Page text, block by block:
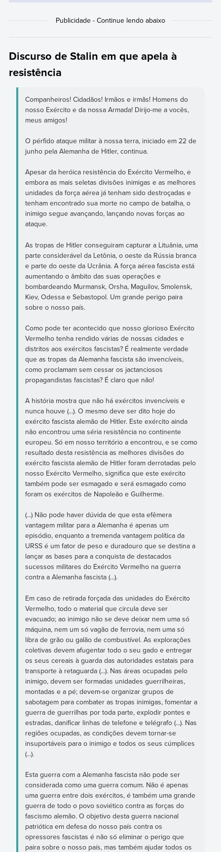
Discurso de Stalin em que apela à
resistência
Companheiros! Cidadãos! Irmãos e irmãs! Homens do
nosso Exército e da nossa Armada! Dirijo-me a vocês,
meus amigos!
O pérfido ataque militar à nossa terra, iniciado em 22 de
junho pela Alemanha de Hitler, continua.
Apesar da heróica resistência do Exército Vermelho, e
embora as mais seletas divisões inimigas e as melhores
unidades da força aérea já tenham sido destroçadas e
tenham encontrado sua morte no campo de batalha, o
inimigo segue avançando, lançando novas forças ao
ataque.
As tropas de Hitler conseguiram capturar a Lituânia, uma
parte considerável da Letônia, o oeste da Rússia branca
e parte do oeste da Ucrânia. A força aérea fascista está
aumentando o âmbito das suas operações e
bombardeando Murmansk, Orsha, Maguilov, Smolensk,
Kiev, Odessa e Sebastopol. Um grande perigo paira
sobre o nosso país.
Como pode ter acontecido que nosso glorioso Exército
Vermelho tenha rendido várias de nossas cidades e
distritos aos exércitos fascistas? É realmente verdade
que as tropas da Alemanha fascista são invencíveis,
como proclamam sem cessar os jactanciosos
propagandistas fascistas? É claro que não!
A história mostra que não há exércitos invencíveis e
nunca houve (...). O mesmo deve ser dito hoje do
exército fascista alemão de Hitler. Este exército ainda
não encontrou uma séria resistência no continente
europeu. Só em nosso território a encontrou, e se como
resultado desta resistência as melhores divisões do
exército fascista alemão de Hitler foram derrotadas pelo
nosso Exército Vermelho, significa que este exército
também pode ser esmagado e será esmagado como
foram os exércitos de Napoleão e Guilherme.
(...) Não pode haver dúvida de que esta efêmera
vantagem militar para a Alemanha é apenas um
episódio, enquanto a tremenda vantagem política da
URSS é um fator de peso e duradouro que se destina a
lançar as bases para a conquista de destacados
sucessos militares do Exército Vermelho na guerra
contra a Alemanha fascista (...).
Em caso de retirada forçada das unidades do Exército
Vermelho, todo o material que circula deve ser
evacuado; ao inimigo não se deve deixar nem uma só
máquina, nem um só vagão de ferrovia, nem uma só
libra de grão ou galão de combustível. As explorações
coletivas devem afugentar todo o seu gado e entregar
os seus cereais à guarda das autoridades estatais para
transporte à retaguarda (...). Nas áreas ocupadas pelo
inimigo, devem ser formadas unidades guerrilheiras,
montadas e a pé; devem-se organizar grupos de
sabotagem para combater as tropas inimigas, fomentar a
guerra de guerrilhas por toda parte, explodir pontes e
estradas, danificar linhas de telefone e telégrafo (...). Nas
regiões ocupadas, as condições devem tornar-se
insuportáveis para o inimigo e todos os seus cúmplices
(...).
Esta guerra com a Alemanha fascista não pode ser
considerada como uma guerra comum. Não é apenas
uma guerra entre dois exércitos, é também uma grande
guerra de todo o povo soviético contra as forças do
fascismo alemão. O objetivo desta guerra nacional
patriótica em defesa do nosso país contra os
opressores fascistas é não só eliminar o perigo que
paira sobre o nosso país, mas também ajudar todos os